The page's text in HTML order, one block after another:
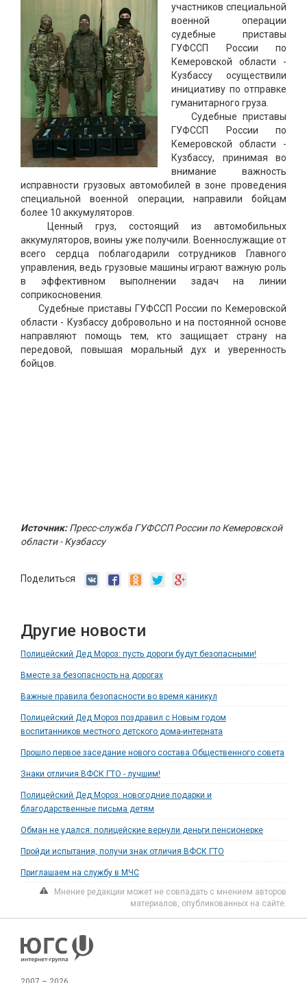
участников специальной
военной операции
судебные приставы
ГУФССП России по
Кемеровской области -
Кузбассу осуществили
инициативу по отправке
гуманитарного груза.
Судебные приставы
ГУФССП России по
Кемеровской области -
Кузбассу, принимая во
внимание важность
исправности грузовых автомобилей в зоне проведения
специальной военной операции, направили бойцам
более 10 аккумуляторов.
Ценный груз, состоящий из автомобильных
аккумуляторов, воины уже получили. Военнослужащие от
всего сердца поблагодарили сотрудников Главного
управления, ведь грузовые машины играют важную роль
в эффективном выполнении задач на линии
соприкосновения.
Судебные приставы ГУФССП России по Кемеровской
области - Кузбассу добровольно и на постоянной основе
направляют помощь тем, кто защищает страну на
передовой, повышая моральный дух и уверенность
бойцов.
Источник:Пресс-служба ГУФССП России по Кемеровской
области - Кузбассу
Поделиться
Другие новости
Полицейский Дед Мороз: пусть дороги будут безопасными!
Вместе за безопасность на дорогах
Важные правила безопасности во время каникул
Полицейский Дед Мороз поздравил с Новым годом
воспитанников местного детского дома-интерната
Прошло первое заседание нового состава Общественного совета
Знаки отличия ВФСК ГТО - лучшим!
Полицейский Дед Мороз: новогодние подарки и
благодарственные письма детям
Обман не удался: полицейские вернули деньги пенсионерке
Пройди испытания, получи знак отличия ВФСК ГТО
Приглашаем на службу в МЧС
Мнение редакции может не совпадать с мнением авторов
материалов, опубликованных на сайте.